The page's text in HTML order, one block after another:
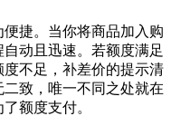
捷。当你将商品加入购
动且迅速。若额度满足
不足，补差价的提示清
致，唯一不同之处就在
额度支付。